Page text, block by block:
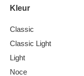
Kleur
Classic
Classic Light
Light
Noce